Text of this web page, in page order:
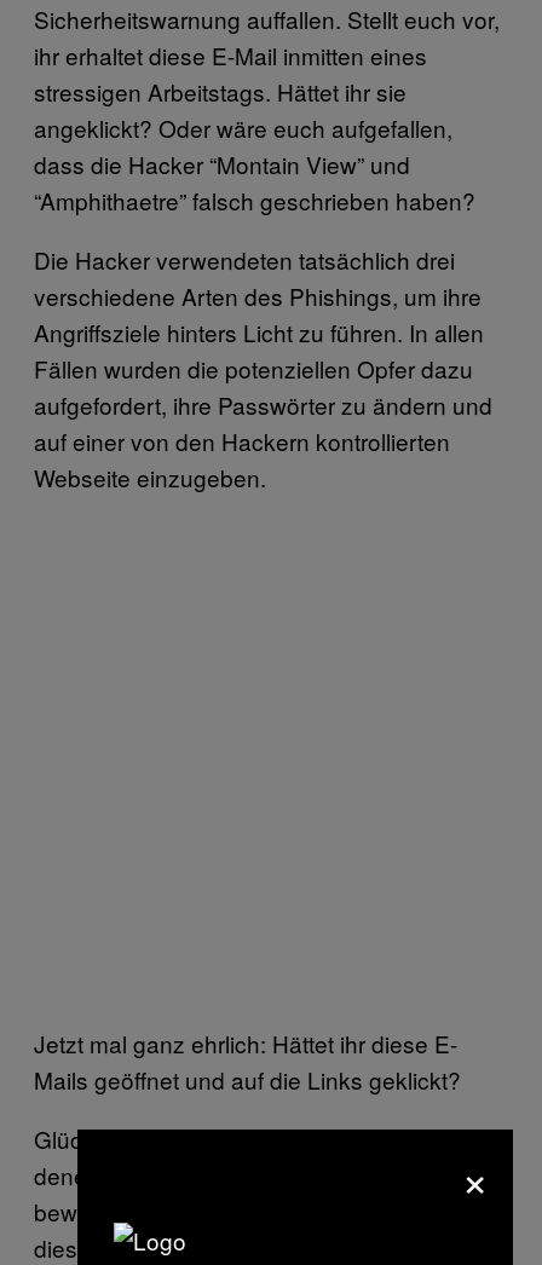
Sicherheitswarnung auffallen. Stellt euch vor,
ihr erhaltet diese E-Mail inmitten eines
stressigen Arbeitstags. Hättet ihr sie
angeklickt? Oder wäre euch aufgefallen,
dass die Hacker “Montain View” und
“Amphithaetre” falsch geschrieben haben?
Die Hacker verwendeten tatsächlich drei
verschiedene Arten des Phishings, um ihre
Angriffsziele hinters Licht zu führen. In allen
Fällen wurden die potenziellen Opfer dazu
aufgefordert, ihre Passwörter zu ändern und
auf einer von den Hackern kontrollierten
Webseite einzugeben.
Jetzt mal ganz ehrlich: Hättet ihr diese E-
Mails geöffnet und auf die Links geklickt?
Glücklicherweise gibt es auch für diejenigen,
denen das Problem von Phishing E-Mails
bewusst ist, die sich aber nicht zutrauen,
diese immer zu erkennen, eine Lösung:
×